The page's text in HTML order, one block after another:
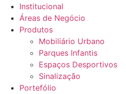
Institucional
Áreas de Negócio
Produtos
Mobiliário Urbano
Parques Infantis
Espaços Desportivos
Sinalização
Portefólio